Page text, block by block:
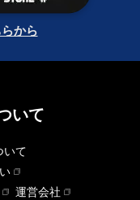
から
いて
いて
運営会社